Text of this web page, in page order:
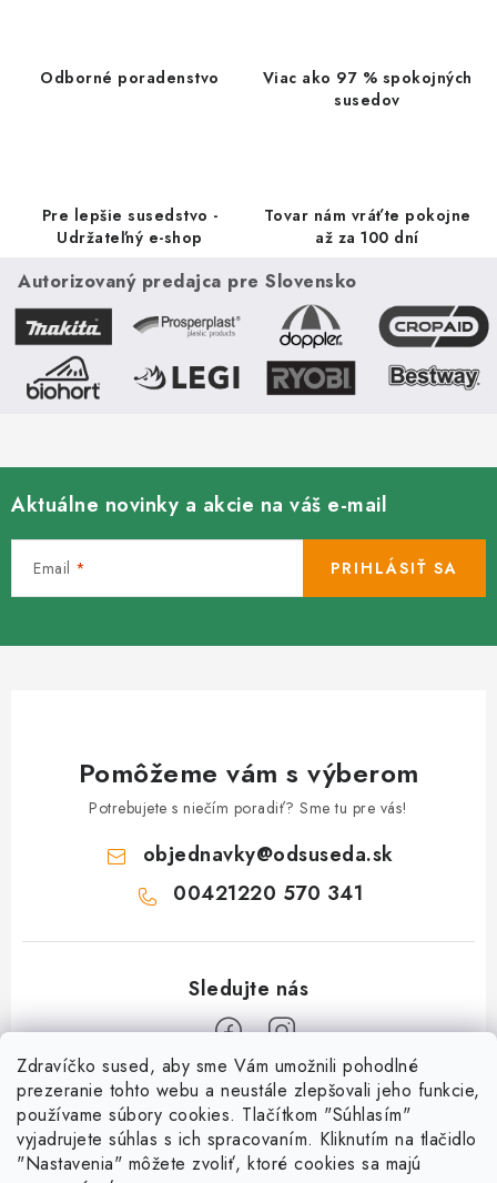
Zdravíčko sused, aby sme Vám umožnili pohodlné
prezeranie tohto webu a neustále zlepšovali jeho funkcie,
používame súbory cookies. Tlačítkom "Súhlasím"
vyjadrujete súhlas s ich spracovaním. Kliknutím na tlačidlo
"Nastavenia" môžete zvoliť, ktoré cookies sa majú
Odborné poradenstvo
Viac ako 97 % spokojných
susedov
Pre lepšie susedstvo -
Udržateľný e-shop
Tovar nám vráťte pokojne
až za 100 dní
Autorizovaný predajca pre Slovensko
Aktuálne novinky a akcie na váš e-mail
Email PRIHLÁSIŤ SA
Pomôžeme vám s výberom
Potrebujete s niečím poradiť? Sme tu pre vás!
objednavky@odsuseda.sk
00421220 570 341
O nás